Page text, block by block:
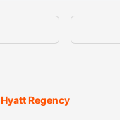
Hyatt Regency